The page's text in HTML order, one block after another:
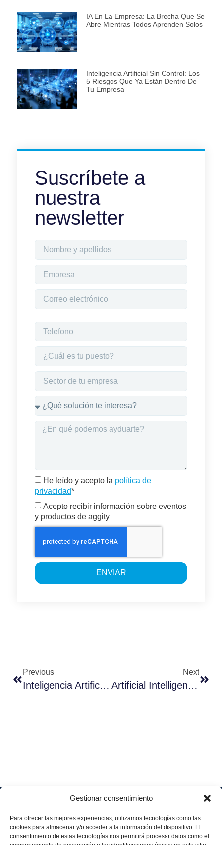
Gestionar consentimiento
Para ofrecer las mejores experiencias, utilizamos tecnologías como las
cookies para almacenar y/o acceder a la información del dispositivo. El
consentimiento de estas tecnologías nos permitirá procesar datos como el
IA En La Empresa: La Brecha Que Se
Abre Mientras Todos Aprenden Solos
Inteligencia Artificial Sin Control: Los
5 Riesgos Que Ya Están Dentro De
Tu Empresa
Suscríbete a
nuestra
newsletter
He leído y acepto la política de
privacidad*
Acepto recibir información sobre eventos
y productos de aggity
ENVIAR
Previous
Inteligencia Artificial Aplicada A Recursos Humanos
Next
Artificial Intelligence Applied To Human Resources
Soluciones
Data
Industria
Industrial
Retail
Quiénes
Únete
a
legal
Política
de